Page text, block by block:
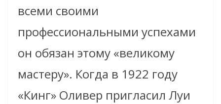
всеми своими
профессиональными успехами
он обязан этому «великому
мастеру». Когда в 1922 году
«Кинг» Оливер пригласил Луи